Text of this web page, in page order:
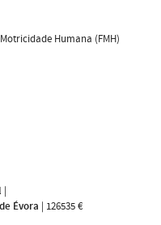
Humana (FMH)
|
Évora | 126535 €